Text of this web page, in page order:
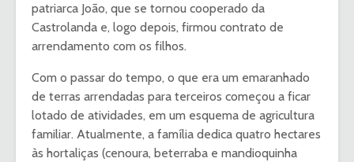
patriarca João, que se tornou cooperado da
Castrolanda e, logo depois, firmou contrato de
arrendamento com os filhos.
Com o passar do tempo, o que era um emaranhado
de terras arrendadas para terceiros começou a ficar
lotado de atividades, em um esquema de agricultura
familiar. Atualmente, a família dedica quatro hectares
às hortaliças (cenoura, beterraba e mandioquinha